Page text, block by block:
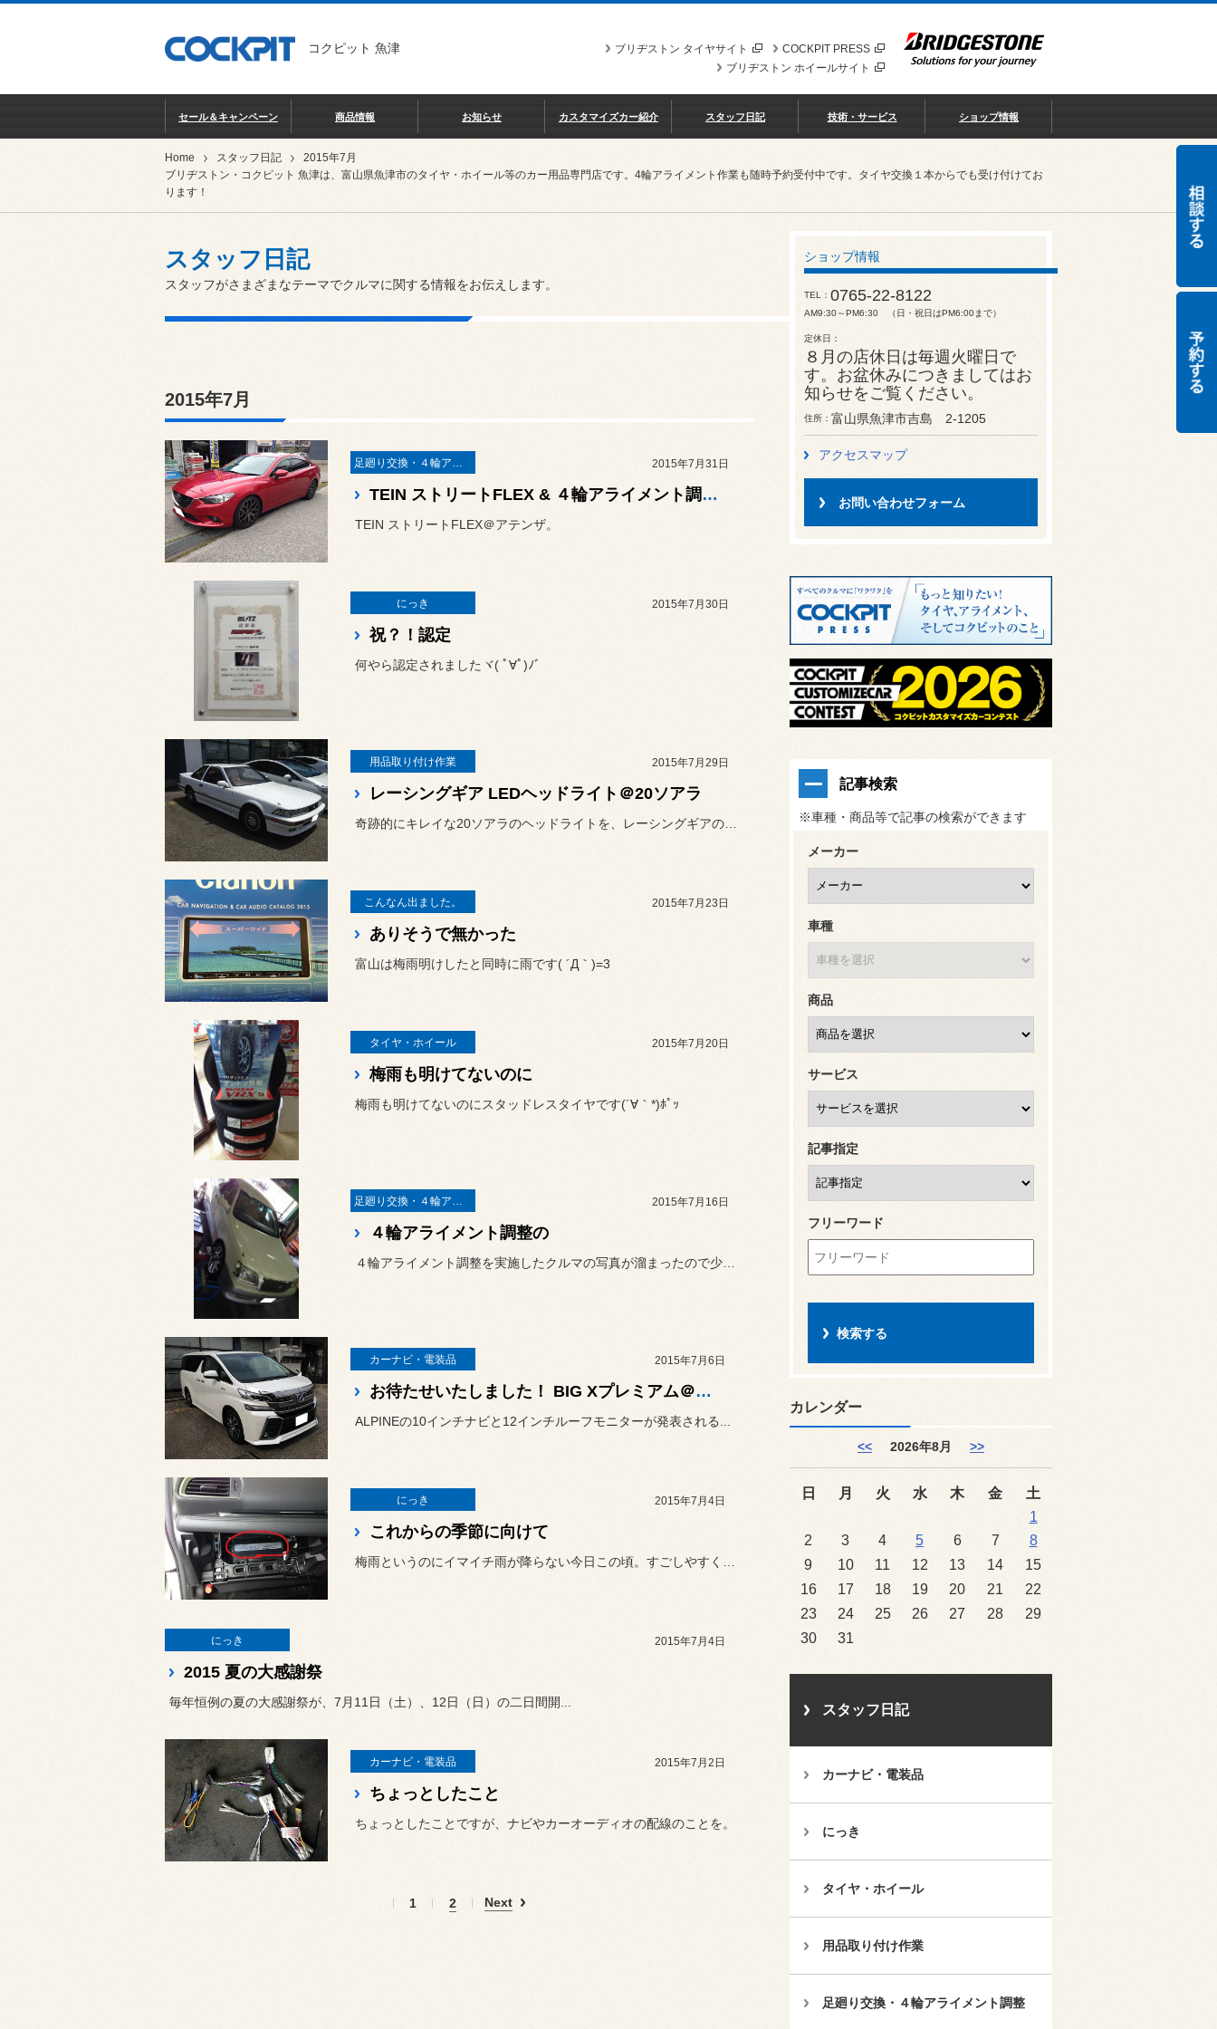
コクピット 魚津 COCKPIT PRESS
ブリヂストン タイヤサイト
ブリヂストン ホイールサイト
セール＆キャンペーン 商品情報 お知らせ カスタマイズカー紹介 スタッフ日記 技術・サービス ショップ情報
Home スタッフ日記
2015年7月
ブリヂストン・コクピット 魚津は、富山県魚津市のタイヤ・ホイール等のカー用品専門店です。4輪アライメント作業も随時予約受付中です。タイヤ交換１本からでも受け付けてお
ります！
スタッフ日記
スタッフがさまざまなテーマでクルマに関する情報をお伝えします。
2015年7月
足廻り交換・４輪アライメント調整 2015年7月31日
TEIN ストリートFLEX & ４輪アライメント調整＠アテンザ
TEIN ストリートFLEX＠アテンザ。
にっき 2015年7月30日
祝？！認定
何やら認定されましたヾ( ﾟ∀ﾟ)ﾉﾞ
用品取り付け作業 2015年7月29日
レーシングギア LEDヘッドライト＠20ソアラ
こんなん出ました。 2015年7月23日
ありそうで無かった
富山は梅雨明けしたと同時に雨です( ´Д｀)=3
タイヤ・ホイール 2015年7月20日
梅雨も明けてないのに
梅雨も明けてないのにスタッドレスタイヤです(´∀｀*)ﾎﾟｯ
足廻り交換・４輪アライメント調整 2015年7月16日
４輪アライメント調整の
カーナビ・電装品 2015年7月6日
お待たせいたしました！ BIG Xプレミアム＠新型ヴェルファイア
ALPINEの10インチナビと12インチルーフモニターが発表される...
にっき 2015年7月4日
これからの季節に向けて
にっき 2015年7月4日
2015 夏の大感謝祭
毎年恒例の夏の大感謝祭が、7月11日（土）、12日（日）の二日間開...
カーナビ・電装品 2015年7月2日
ちょっとしたこと
ちょっとしたことですが、ナビやカーオーディオの配線のことを。
1 2 Next
ショップ情報
TEL 0765-22-8122
AM9:30～PM6:30 （日・祝日はPM6:00まで）
定休日
８月の店休日は毎週火曜日で
す。お盆休みにつきましてはお
知らせをご覧ください。
住所 富山県魚津市吉島 2-1205
アクセスマップ
お問い合わせフォーム
記事検索
※車種・商品等で記事の検索ができます
メーカー
車種
商品
サービス
記事指定
フリーワード
カレンダー
<< 2026年8月 >>
日 月 火 水 木 金
土
1
2
3 4 5 6 7
8
9
10 11 12 13 14
15
16
17 18 19 20 21
22
23
24 25 26 27 28
29
30
31
スタッフ日記
カーナビ・電装品
にっき
タイヤ・ホイール
用品取り付け作業
足廻り交換・４輪アライメント調整